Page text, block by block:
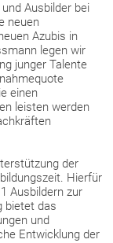
Ausbilder bei
neuen
Azubis in
legen wir
junger Talente
einen
leisten werden
der
Hierfür
Ausbildern zur
bietet das
und
Entwicklung der